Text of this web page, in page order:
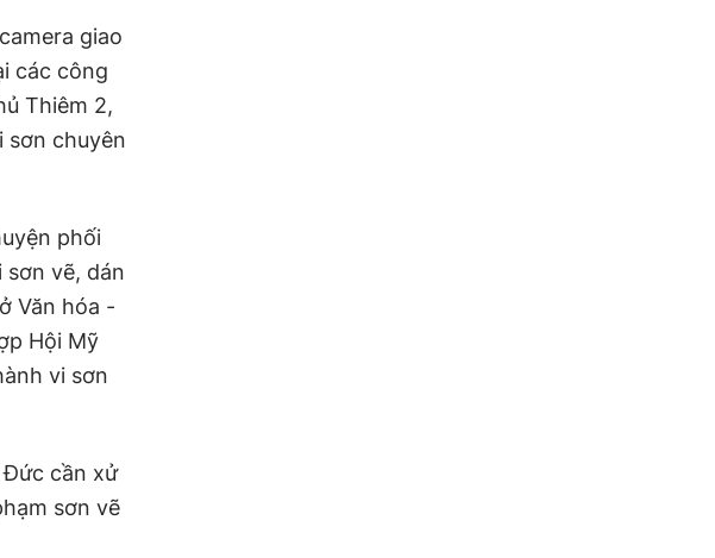
giao
các công
Thiêm 2,
sơn chuyên
phối
vẽ, dán
Văn hóa -
Hội Mỹ
vi sơn
Đức cần xử
sơn vẽ